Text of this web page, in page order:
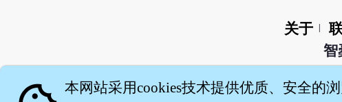
关于
智
本网站采用cookies技术提供优质、安全的